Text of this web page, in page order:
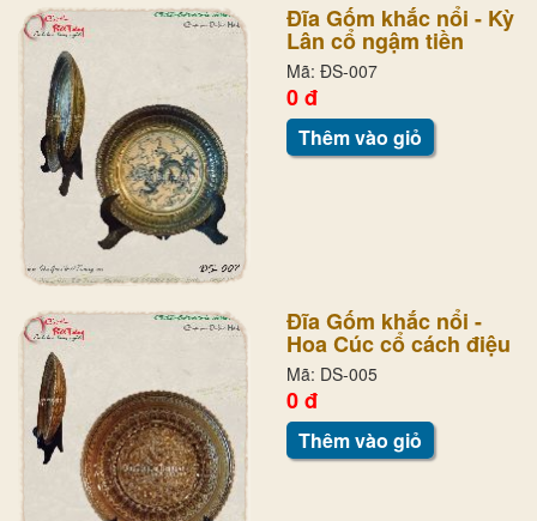
Đĩa Gốm khắc nổi - Kỳ
Lân cổ ngậm tiền
Mã: ĐS-007
0 đ
Thêm vào giỏ
Đĩa Gốm khắc nổi -
Hoa Cúc cổ cách điệu
Mã: DS-005
0 đ
Thêm vào giỏ